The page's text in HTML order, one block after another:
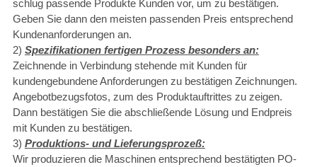
schlug passende Produkte Kunden vor, um zu bestätigen.
Geben Sie dann den meisten passenden Preis entsprechend
Kundenanforderungen an.
2) Spezifikationen fertigen Prozess besonders an:
Zeichnende in Verbindung stehende mit Kunden für
kundengebundene Anforderungen zu bestätigen Zeichnungen.
Angebotbezugsfotos, zum des Produktauftrittes zu zeigen.
Dann bestätigen Sie die abschließende Lösung und Endpreis
mit Kunden zu bestätigen.
3) Produktions- und Lieferungsprozeß:
Wir produzieren die Maschinen entsprechend bestätigten PO-